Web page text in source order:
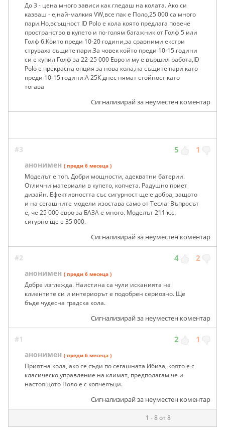
До 3 - цена много зависи как гледаш на колата. Ако си
казваш - е,най-малкия VW,все пак е Поло,25 000 са много
пари.Но,всъщност ID Polo е кола която предлага повече
пространство в купето и по-голям багажник от Голф 5 или
Голф 6.Които преди 10-20 години,за сравними екстри
струваха същите пари.За човек който преди 10-15 години
си е купил Голф за 22-25 000 Евро и му е вършил работа,ID
Polo е прекрасна опция за нова кола,на същите пари като
преди 10-15 години.А 25К днес нямат стойност като
тогава
Сигнализирай за неуместен коментар
#3 5 1
анонимен ( преди 6 месеца )
Моделът е топ. Добри мощности, адекватни батерии.
Отлични материали в купето, копчета. Радушно приет
дизайн. Ефективността със сигурност ще е добра, защото
и на сегашните модели изостава само от Тесла. Въпросът
е, че 25 000 евро за БАЗА е много. Моделът 211 к.с.
сигурно ще е 35 000.
Сигнализирай за неуместен коментар
#2 4 2
анонимен ( преди 6 месеца )
Добре изглежда. Наистина са чули исканията на
клиентите си и интериорът е подобрен сериозно. Ще
бъде чудесна градска кола.
Сигнализирай за неуместен коментар
#1 2 1
анонимен ( преди 6 месеца )
Приятна кола, ако се съди по сегашната Ибиза, която е с
класическо управление на климат, предполагам че и
настоящото Поло е с копчелъци.
Сигнализирай за неуместен коментар
1 - 8 от 8